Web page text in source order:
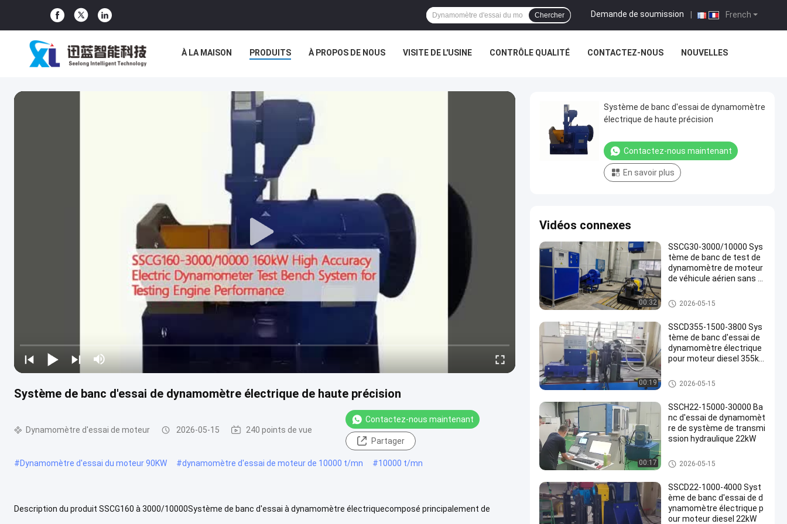
French
Demande de soumission
Chercher
À LA MAISON PRODUITS À PROPOS DE NOUS VISITE DE L'USINE CONTRÔLE QUALITÉ CONTACTEZ-NOUS NOUVELLES
Système de banc d'essai de dynamomètre électrique de haute précision
Dynamomètre d'essai de moteur 2026-05-15 240 points de vue
Contactez-nous maintenant
Partager
#Dynamomètre d'essai du moteur 90KW #dynamomètre d'essai de moteur de 10000 t/mn #10000 t/mn
Description du produit SSCG160 à 3000/10000Système de banc d'essai à dynamomètre électriquecomposé principalement de
Système de banc d'essai de dynamomètre
électrique de haute précision
Contactez-nous maintenant
En savoir plus
Vidéos connexes
00:32
SSCG30-3000/10000 Sys
tème de banc de test de
dynamomètre de moteur
de véhicule aérien sans pi
taille de haute précision d
e 30 kW
Dynamomètre d'essai de mot
eur
2026-05-15
00:19
SSCD355-1500-3800 Sys
tème de banc d'essai de
dynamomètre électrique
pour moteur diesel 355k
Dynamomètre d'essai de mot
eur
2026-05-15
00:17
SSCH22-15000-30000 Ba
nc d'essai de dynamomèt
re de système de transmi
ssion hydraulique 22kW
Dynamomètre d'essai de mot
eur
2026-05-15
SSCD22-1000-4000 Syst
ème de banc d'essai de d
ynamomètre électrique p
our moteur diesel 22kW